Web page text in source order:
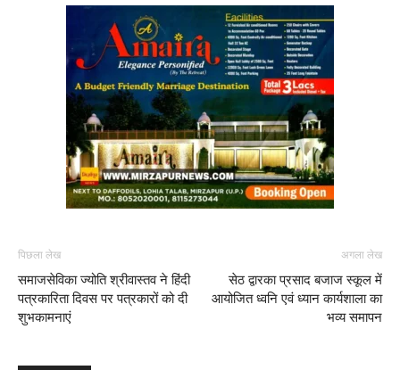
पिछला लेख
समाजसेविका ज्योति श्रीवास्तव ने हिंदी
पत्रकारिता दिवस पर पत्रकारों को दी
शुभकामनाएं
अगला लेख
सेठ द्वारका प्रसाद बजाज स्कूल में
आयोजित ध्वनि एवं ध्यान कार्यशाला का
भव्य समापन